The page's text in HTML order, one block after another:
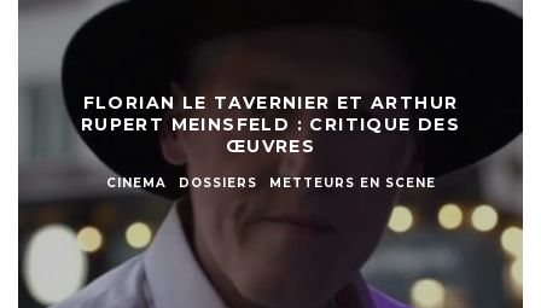
FLORIAN LE TAVERNIER ET ARTHUR
RUPERT MEINSFELD : CRITIQUE DES
ŒUVRES
CINEMA DOSSIERS METTEURS EN SCENE